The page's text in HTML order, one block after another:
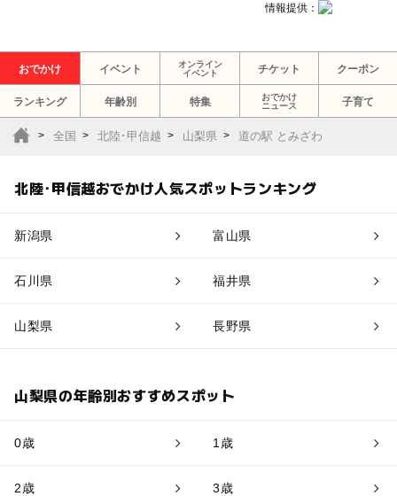
情報提供：
おでかけ イベント
オンライン
イベント
チケット クーポン
ランキング 年齢別 特集
おでかけ
ニュース
子育て
全国 北陸･甲信越 山梨県 道の駅 とみざわ
北陸･甲信越おでかけ人気スポットランキング
新潟県 富山県
石川県 福井県
山梨県 長野県
山梨県の年齢別おすすめスポット
0歳 1歳
2歳 3歳